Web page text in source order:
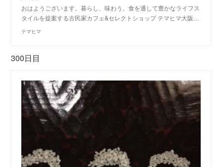
おはようございます。暮らし、味わう。食を通して豊かなライフス
タイルを提案する古民家カフェ&セレクトショップ テマヒマ大阪…
テマヒマ
300日目